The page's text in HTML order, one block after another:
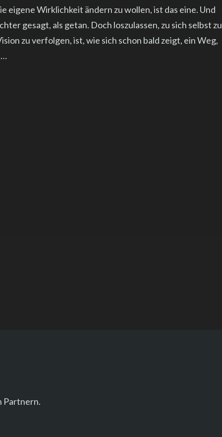
eigene Wirklichkeit ändern zu wollen, ist das eine. Und
gesagt, als getan. Doch loszulassen, zu sich selbst zu
zu verfolgen, ist, wie sich schon bald zeigt, ein Weg,
Partnern.